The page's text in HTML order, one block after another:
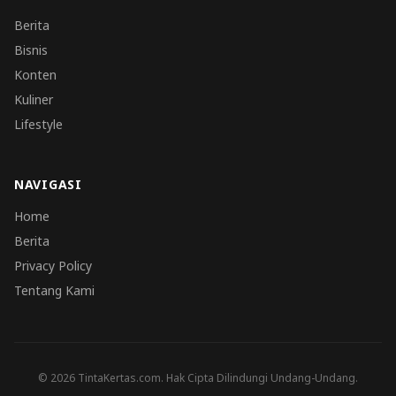
Berita
Bisnis
Konten
Kuliner
Lifestyle
NAVIGASI
Home
Berita
Privacy Policy
Tentang Kami
© 2026 TintaKertas.com. Hak Cipta Dilindungi Undang-Undang.